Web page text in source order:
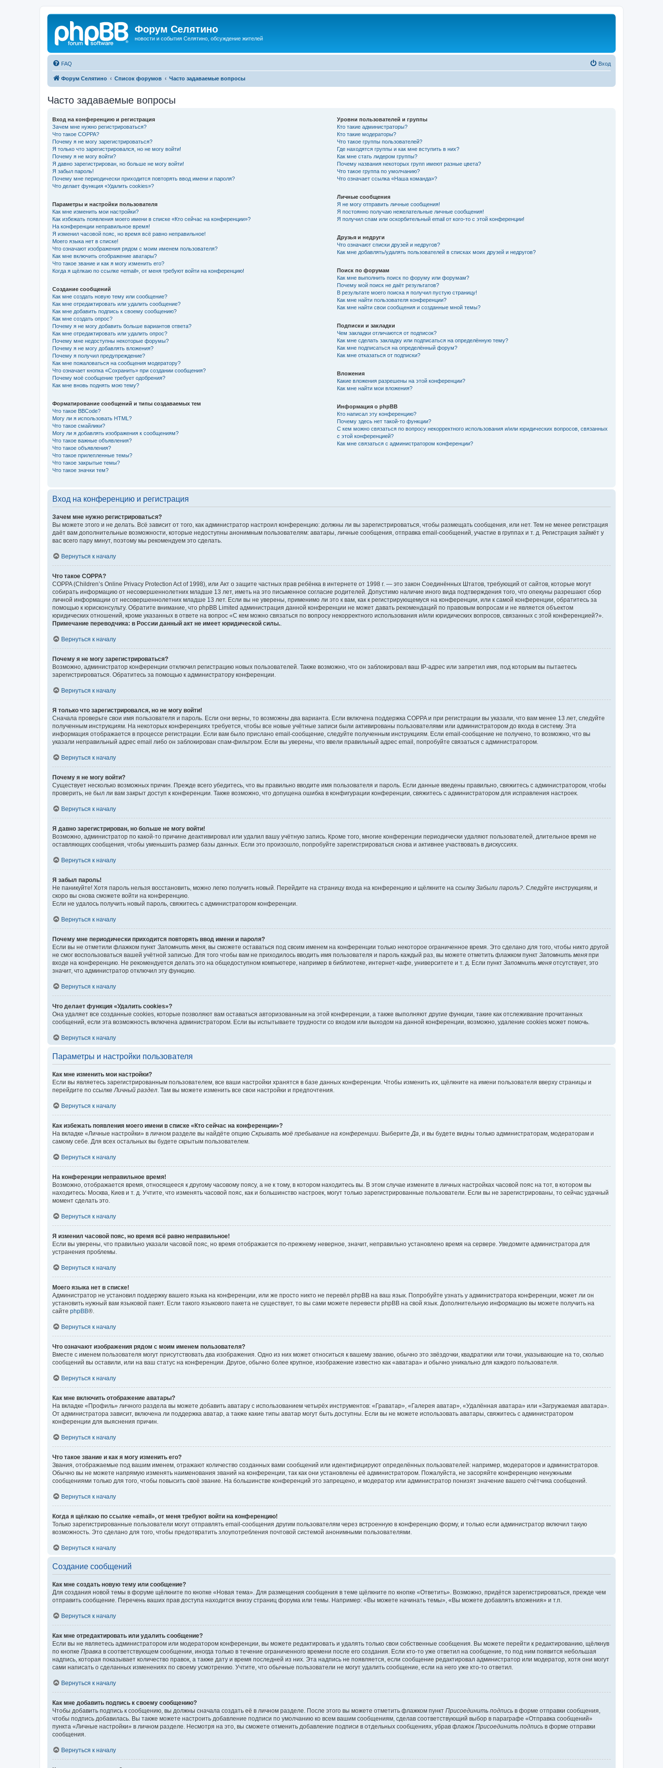
Форум Селятино
новости и события Селятино, обсуждение жителей
FAQ Вход
Форум Селятино Список форумов Часто задаваемые вопросы
Часто задаваемые вопросы
Вход на конференцию и регистрация
Зачем мне нужно регистрироваться?
Что такое COPPA?
Почему я не могу зарегистрироваться?
Я только что зарегистрировался, но не могу войти!
Почему я не могу войти?
Я давно зарегистрирован, но больше не могу войти!
Я забыл пароль!
Почему мне периодически приходится повторять ввод имени и пароля?
Что делает функция «Удалить cookies»?
Параметры и настройки пользователя
Как мне изменить мои настройки?
Как избежать появления моего имени в списке «Кто сейчас на конференции»?
На конференции неправильное время!
Я изменил часовой пояс, но время всё равно неправильное!
Моего языка нет в списке!
Что означают изображения рядом с моим именем пользователя?
Как мне включить отображение аватары?
Что такое звание и как я могу изменить его?
Когда я щёлкаю по ссылке «email», от меня требуют войти на конференцию!
Создание сообщений
Как мне создать новую тему или сообщение?
Как мне отредактировать или удалить сообщение?
Как мне добавить подпись к своему сообщению?
Как мне создать опрос?
Почему я не могу добавить больше вариантов ответа?
Как мне отредактировать или удалить опрос?
Почему мне недоступны некоторые форумы?
Почему я не могу добавлять вложения?
Почему я получил предупреждение?
Как мне пожаловаться на сообщения модератору?
Что означает кнопка «Сохранить» при создании сообщения?
Почему моё сообщение требует одобрения?
Как мне вновь поднять мою тему?
Форматирование сообщений и типы создаваемых тем
Что такое BBCode?
Могу ли я использовать HTML?
Что такое смайлики?
Могу ли я добавлять изображения к сообщениям?
Что такое важные объявления?
Что такое объявления?
Что такое прилепленные темы?
Что такое закрытые темы?
Что такое значки тем?
Уровни пользователей и группы
Кто такие администраторы?
Кто такие модераторы?
Что такое группы пользователей?
Где находятся группы и как мне вступить в них?
Как мне стать лидером группы?
Почему названия некоторых групп имеют разные цвета?
Что такое группа по умолчанию?
Что означает ссылка «Наша команда»?
Личные сообщения
Я не могу отправить личные сообщения!
Я постоянно получаю нежелательные личные сообщения!
Я получил спам или оскорбительный email от кого-то с этой конференции!
Друзья и недруги
Что означают списки друзей и недругов?
Как мне добавлять/удалять пользователей в списках моих друзей и недругов?
Поиск по форумам
Как мне выполнить поиск по форуму или форумам?
Почему мой поиск не даёт результатов?
В результате моего поиска я получил пустую страницу!
Как мне найти пользователя конференции?
Как мне найти свои сообщения и созданные мной темы?
Подписки и закладки
Чем закладки отличаются от подписок?
Как мне сделать закладку или подписаться на определённую тему?
Как мне подписаться на определённый форум?
Как мне отказаться от подписки?
Вложения
Какие вложения разрешены на этой конференции?
Как мне найти мои вложения?
Информация о phpBB
Кто написал эту конференцию?
Почему здесь нет такой-то функции?
С кем можно связаться по вопросу некорректного использования и/или юридических вопросов, связанных
с этой конференцией?
Как мне связаться с администратором конференции?
Вход на конференцию и регистрация
Зачем мне нужно регистрироваться?
Вы можете этого и не делать. Всё зависит от того, как администратор настроил конференцию: должны ли вы зарегистрироваться, чтобы размещать сообщения, или нет. Тем не менее регистрация
даёт вам дополнительные возможности, которые недоступны анонимным пользователям: аватары, личные сообщения, отправка email-сообщений, участие в группах и т. д. Регистрация займёт у
вас всего пару минут, поэтому мы рекомендуем это сделать.
Вернуться к началу
Что такое COPPA?
COPPA (Children’s Online Privacy Protection Act of 1998), или Акт о защите частных прав ребёнка в интернете от 1998 г. — это закон Соединённых Штатов, требующий от сайтов, которые могут
собирать информацию от несовершеннолетних младше 13 лет, иметь на это письменное согласие родителей. Допустимо наличие иного вида подтверждения того, что опекуны разрешают сбор
личной информации от несовершеннолетних младше 13 лет. Если вы не уверены, применимо ли это к вам, как к регистрирующемуся на конференции, или к самой конференции, обратитесь за
помощью к юрисконсульту. Обратите внимание, что phpBB Limited администрация данной конференции не может давать рекомендаций по правовым вопросам и не является объектом
юридических отношений, кроме указанных в ответе на вопрос «С кем можно связаться по вопросу некорректного использования и/или юридических вопросов, связанных с этой конференцией?».
Примечание переводчика: в России данный акт не имеет юридической силы.
Вернуться к началу
Почему я не могу зарегистрироваться?
Возможно, администратор конференции отключил регистрацию новых пользователей. Также возможно, что он заблокировал ваш IP-адрес или запретил имя, под которым вы пытаетесь
зарегистрироваться. Обратитесь за помощью к администратору конференции.
Вернуться к началу
Я только что зарегистрировался, но не могу войти!
Сначала проверьте свои имя пользователя и пароль. Если они верны, то возможны два варианта. Если включена поддержка COPPA и при регистрации вы указали, что вам менее 13 лет, следуйте
полученным инструкциям. На некоторых конференциях требуется, чтобы все новые учётные записи были активированы пользователями или администратором до входа в систему. Эта
информация отображается в процессе регистрации. Если вам было прислано email-сообщение, следуйте полученным инструкциям. Если email-сообщение не получено, то возможно, что вы
указали неправильный адрес email либо он заблокирован спам-фильтром. Если вы уверены, что ввели правильный адрес email, попробуйте связаться с администратором.
Вернуться к началу
Почему я не могу войти?
Существует несколько возможных причин. Прежде всего убедитесь, что вы правильно вводите имя пользователя и пароль. Если данные введены правильно, свяжитесь с администратором, чтобы
проверить, не был ли вам закрыт доступ к конференции. Также возможно, что допущена ошибка в конфигурации конференции, свяжитесь с администратором для исправления настроек.
Вернуться к началу
Я давно зарегистрирован, но больше не могу войти!
Возможно, администратор по какой-то причине деактивировал или удалил вашу учётную запись. Кроме того, многие конференции периодически удаляют пользователей, длительное время не
оставляющих сообщения, чтобы уменьшить размер базы данных. Если это произошло, попробуйте зарегистрироваться снова и активнее участвовать в дискуссиях.
Вернуться к началу
Я забыл пароль!
Не паникуйте! Хотя пароль нельзя восстановить, можно легко получить новый. Перейдите на страницу входа на конференцию и щёлкните на ссылку Забыли пароль? . Следуйте инструкциям, и
скоро вы снова сможете войти на конференцию.
Если не удалось получить новый пароль, свяжитесь с администратором конференции.
Вернуться к началу
Почему мне периодически приходится повторять ввод имени и пароля?
Если вы не отметили флажком пункт Запомнить меня , вы сможете оставаться под своим именем на конференции только некоторое ограниченное время. Это сделано для того, чтобы никто другой
не смог воспользоваться вашей учётной записью. Для того чтобы вам не приходилось вводить имя пользователя и пароль каждый раз, вы можете отметить флажком пункт Запомнить меня при
входе на конференцию. Не рекомендуется делать это на общедоступном компьютере, например в библиотеке, интернет-кафе, университете и т. д. Если пункт Запомнить меня отсутствует, это
значит, что администратор отключил эту функцию.
Вернуться к началу
Что делает функция «Удалить cookies»?
Она удаляет все созданные cookies, которые позволяют вам оставаться авторизованным на этой конференции, а также выполняют другие функции, такие как отслеживание прочитанных
сообщений, если эта возможность включена администратором. Если вы испытываете трудности со входом или выходом на данной конференции, возможно, удаление cookies может помочь.
Вернуться к началу
Параметры и настройки пользователя
Как мне изменить мои настройки?
Если вы являетесь зарегистрированным пользователем, все ваши настройки хранятся в базе данных конференции. Чтобы изменить их, щёлкните на имени пользователя вверху страницы и
перейдите по ссылке Личный раздел . Там вы можете изменить все свои настройки и предпочтения.
Вернуться к началу
Как избежать появления моего имени в списке «Кто сейчас на конференции»?
На вкладке «Личные настройки» в личном разделе вы найдёте опцию Скрывать моё пребывание на конференции . Выберите Да , и вы будете видны только администраторам, модераторам и
самому себе. Для всех остальных вы будете скрытым пользователем.
Вернуться к началу
На конференции неправильное время!
Возможно, отображается время, относящееся к другому часовому поясу, а не к тому, в котором находитесь вы. В этом случае измените в личных настройках часовой пояс на тот, в котором вы
находитесь: Москва, Киев и т. д. Учтите, что изменять часовой пояс, как и большинство настроек, могут только зарегистрированные пользователи. Если вы не зарегистрированы, то сейчас удачный
момент сделать это.
Вернуться к началу
Я изменил часовой пояс, но время всё равно неправильное!
Если вы уверены, что правильно указали часовой пояс, но время отображается по-прежнему неверное, значит, неправильно установлено время на сервере. Уведомите администратора для
устранения проблемы.
Вернуться к началу
Моего языка нет в списке!
Администратор не установил поддержку вашего языка на конференции, или же просто никто не перевёл phpBB на ваш язык. Попробуйте узнать у администратора конференции, может ли он
установить нужный вам языковой пакет. Если такого языкового пакета не существует, то вы сами можете перевести phpBB на свой язык. Дополнительную информацию вы можете получить на
сайте phpBB®.
Вернуться к началу
Что означают изображения рядом с моим именем пользователя?
Вместе с именем пользователя могут присутствовать два изображения. Одно из них может относиться к вашему званию, обычно это звёздочки, квадратики или точки, указывающие на то, сколько
сообщений вы оставили, или на ваш статус на конференции. Другое, обычно более крупное, изображение известно как «аватара» и обычно уникально для каждого пользователя.
Вернуться к началу
Как мне включить отображение аватары?
На вкладке «Профиль» личного раздела вы можете добавить аватару с использованием четырёх инструментов: «Граватар», «Галерея аватар», «Удалённая аватара» или «Загружаемая аватара».
От администратора зависит, включена ли поддержка аватар, а также какие типы аватар могут быть доступны. Если вы не можете использовать аватары, свяжитесь с администратором
конференции для выяснения причин.
Вернуться к началу
Что такое звание и как я могу изменить его?
Звания, отображаемые под вашим именем, отражают количество созданных вами сообщений или идентифицируют определённых пользователей: например, модераторов и администраторов.
Обычно вы не можете напрямую изменять наименования званий на конференции, так как они установлены её администратором. Пожалуйста, не засоряйте конференцию ненужными
сообщениями только для того, чтобы повысить своё звание. На большинстве конференций это запрещено, и модератор или администратор понизят значение вашего счётчика сообщений.
Вернуться к началу
Когда я щёлкаю по ссылке «email», от меня требуют войти на конференцию!
Только зарегистрированные пользователи могут отправлять email-сообщения другим пользователям через встроенную в конференцию форму, и только если администратор включил такую
возможность. Это сделано для того, чтобы предотвратить злоупотребления почтовой системой анонимными пользователями.
Вернуться к началу
Создание сообщений
Как мне создать новую тему или сообщение?
Для создания новой темы в форуме щёлкните по кнопке «Новая тема». Для размещения сообщения в теме щёлкните по кнопке «Ответить». Возможно, придётся зарегистрироваться, прежде чем
отправить сообщение. Перечень ваших прав доступа находится внизу страниц форума или темы. Например: «Вы можете начинать темы», «Вы можете добавлять вложения» и т.п.
Вернуться к началу
Как мне отредактировать или удалить сообщение?
Если вы не являетесь администратором или модератором конференции, вы можете редактировать и удалять только свои собственные сообщения. Вы можете перейти к редактированию, щёлкнув
по кнопке Правка в соответствующем сообщении, иногда только в течение ограниченного времени после его создания. Если кто-то уже ответил на сообщение, то под ним появится небольшая
надпись, которая показывает количество правок, а также дату и время последней из них. Эта надпись не появляется, если сообщение редактировал администратор или модератор, хотя они могут
сами написать о сделанных изменениях по своему усмотрению. Учтите, что обычные пользователи не могут удалить сообщение, если на него уже кто-то ответил.
Вернуться к началу
Как мне добавить подпись к своему сообщению?
Чтобы добавить подпись к сообщению, вы должны сначала создать её в личном разделе. После этого вы можете отметить флажком пункт Присоединить подпись в форме отправки сообщения,
чтобы подпись добавилась. Вы также можете настроить добавление подписи по умолчанию ко всем вашим сообщениям, сделав соответствующий выбор в параграфе «Отправка сообщений»
пункта «Личные настройки» в личном разделе. Несмотря на это, вы сможете отменить добавление подписи в отдельных сообщениях, убрав флажок Присоединить подпись в форме отправки
сообщения.
Вернуться к началу